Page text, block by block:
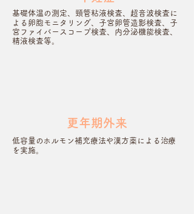
基礎体温の測定、頸管粘液検査、超音波検査に
よる卵胞モニタリング、子宮卵管造影検査、子
宮ファイバースコープ検査、内分泌機能検査、
精液検査等。
更年期外来
低容量のホルモン補充療法や漢方薬による治療
を実施。